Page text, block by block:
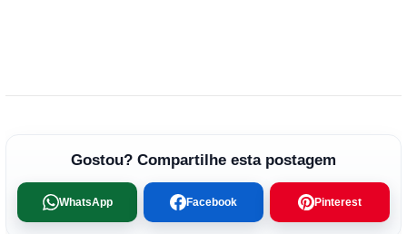
Gostou? Compartilhe esta postagem
WhatsApp Facebook Pinterest